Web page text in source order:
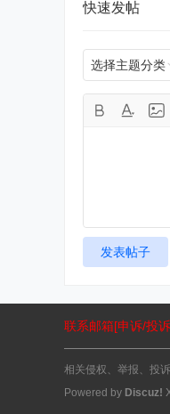
快速发帖
选择主题分类
发表帖子
联系邮箱[申诉/投
相关侵权、举报、投
Powered by Discuz!